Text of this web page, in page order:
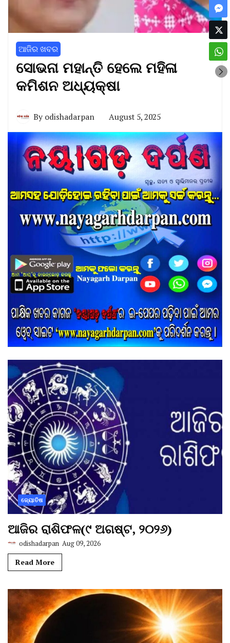
ଆଜିର ଖବର
ସୋଭନା ମହାନ୍ତି ହେଲେ ମହିଳା
କମିଶନ ଅଧ୍ୟକ୍ଷା
By odishadarpan August 5, 2025
ଜ୍ୟୋତିଷ
ଆଜିର ରାଶିଫଳ(୯ ଅଗଷ୍ଟ, ୨୦୨୬)
odishadarpan Aug 09, 2026
Read More